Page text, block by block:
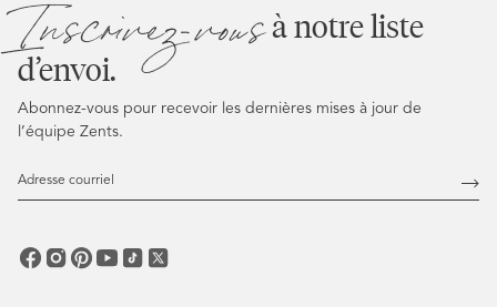
Inscrivez-vousà notre liste
d’envoi.
Abonnez-vous pour recevoir les dernières mises à jour de
l’équipe Zents.
Adresse